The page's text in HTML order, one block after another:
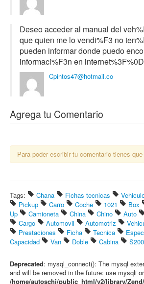
Deseo acceder al manual del
que quien me lo vendi%F3 no
pueden informar donde puedo
informaci%F3n en
Cpintos47@hotmail.co
Agrega tu Comentario
Para poder escribir tu comentario tienes que
Tags: Chana Fichas tecnicas
Pickup
Carro Coche 1021 Box
Up
Camioneta China Chino Auto
Cargo
Automovil Automotriz
Prestaciones
Ficha Tecnica
Capacidad
Van Doble Cabina S200
Deprecated: mysql_connect(): The mysql
and will be removed in the future: use mysqli
/home/autoschi/public_html/v2/library/